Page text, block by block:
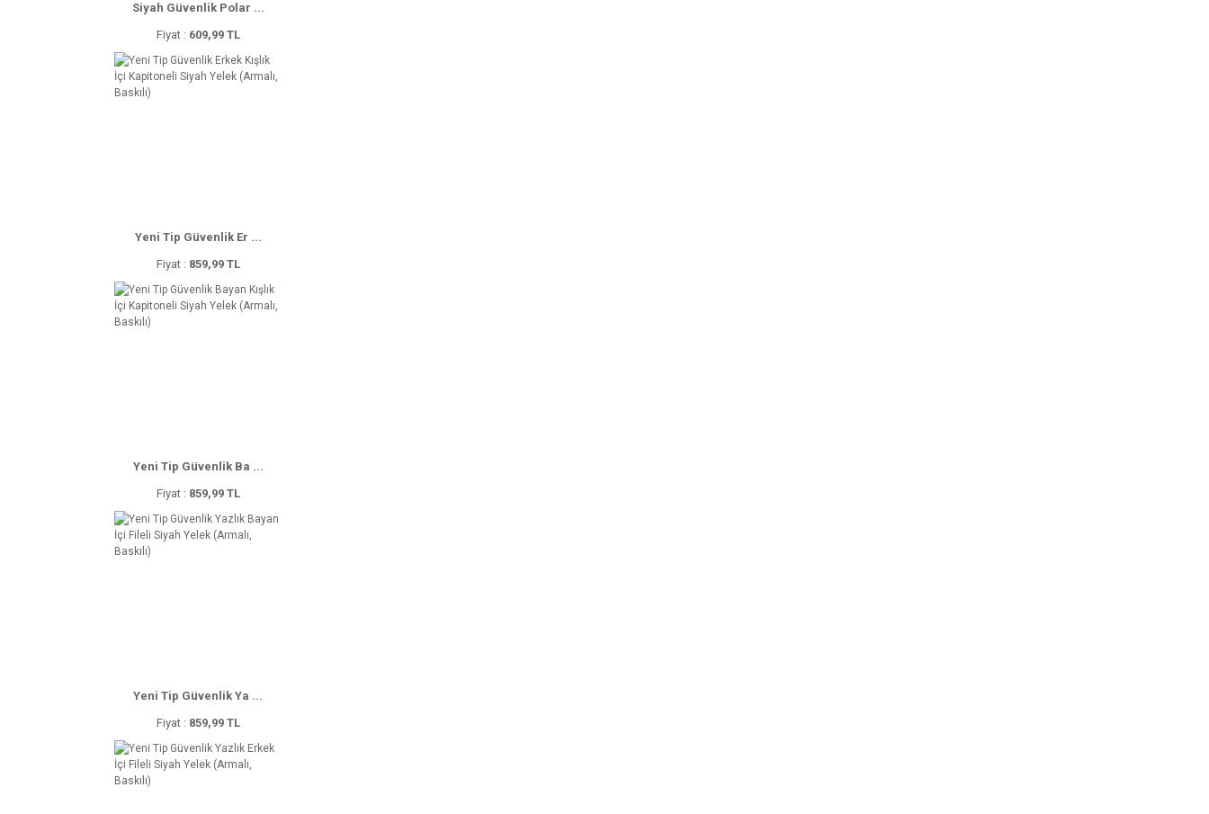
Siyah Güvenlik Polar ...
Fiyat : 609,99 TL
Yeni Tip Güvenlik Er ...
Fiyat : 859,99 TL
Yeni Tip Güvenlik Ba ...
Fiyat : 859,99 TL
Yeni Tip Güvenlik Ya ...
Fiyat : 859,99 TL